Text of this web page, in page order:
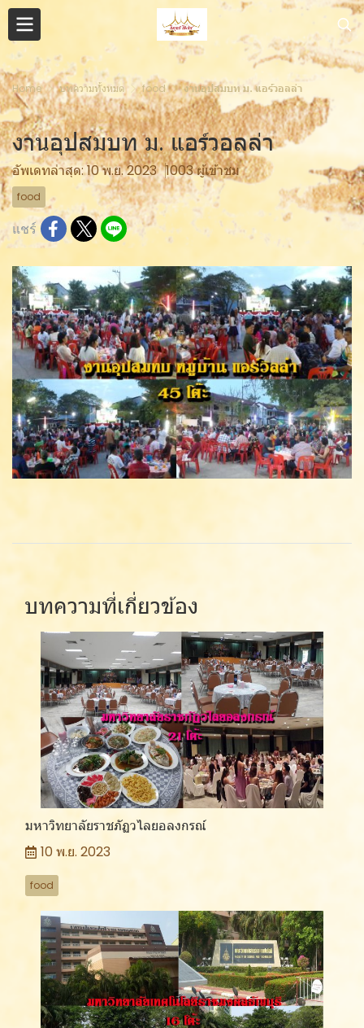
Home บทความทั้งหมด food งานอุปสมบท ม. แอร์วอลล่า
งานอุปสมบท ม. แอร์วอลล่า
อัพเดทล่าสุด: 10 พ.ย. 2023 1003 ผู้เข้าชม
food
แชร์
บทความที่เกี่ยวข้อง
มหาวิทยาลัยราชภัฏวไลยอลงกรณ์
10 พ.ย. 2023
food